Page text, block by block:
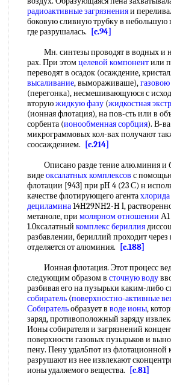
радиоактивные загрязненияи
боковую сливную трубку в небольшую
где разрушалась.
[c.94]
Мн. синтезы проводят в водных и
рах. При этомцелевой компонентили
переводят в осадок (осаждение,
высаливание, вымораживаше),
(перегонка), несмешивающуюся с
вторуюжидкую фазу (жидкостная
(ионная флотация), на пов-сть или в
сорбента (ионообменная сорбция). В-
микрограммовых кол-вах получают
соосаждением.
[c.214]
Описано разде тение алю.миния и
видеоксалатных комплексов с
флотации [943] при pH 4 (23 С) н
качестве флотирующего агентахлорида
дециламина14H29NH2-H l,
метаноле, при молярном отношении
1.0ксалатный комплекс бериллия
разбавлении, бериллий проходит через
отделяется от алюминия.
[c.188]
Ионная флотация. Этот процесс
следующим образом в сточную воду
разбивая его на пузырьки каким-либо
собиратель (поверхностно-активные
Собирательобразует в воде ионы,
заряд, противоположный заряду
Ионы собирателя и загрязнений
поверхности газовых пузырьков и
пену. Пену удал5пот из флотационной
разрушают из нее извлекают
ионы удаляемого вещества.
[c.81]